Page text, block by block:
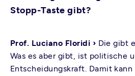
Stopp-Taste gibt?
Prof. Luciano Floridi › Die gibt
Was es aber gibt, ist politische
Entscheidungskraft. Damit